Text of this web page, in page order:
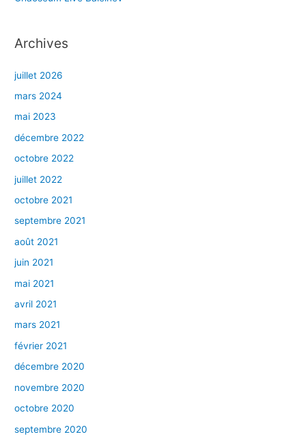
Archives
juillet 2026
mars 2024
mai 2023
décembre 2022
octobre 2022
juillet 2022
octobre 2021
septembre 2021
août 2021
juin 2021
mai 2021
avril 2021
mars 2021
février 2021
décembre 2020
novembre 2020
octobre 2020
septembre 2020